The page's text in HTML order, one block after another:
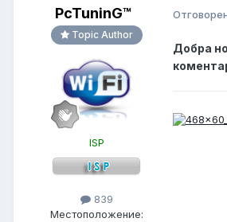
PcTuninG™
Topic Author
ISP
839
Местоположение:
Добра